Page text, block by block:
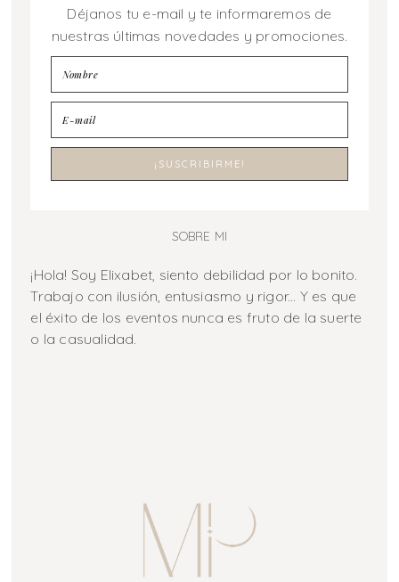
Déjanos tu e-mail y te informaremos de
nuestras últimas novedades y promociones.
SOBRE MI
¡Hola! Soy Elixabet, siento debilidad por lo bonito.
Trabajo con ilusión, entusiasmo y rigor... Y es que
el éxito de los eventos nunca es fruto de la suerte
o la casualidad.